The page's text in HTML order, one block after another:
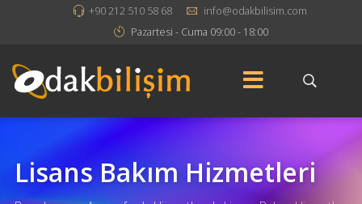
+90 212 510 58 68
info@odakbilisim.com
Pazartesi - Cuma 09:00 - 18:00
Lisans Bakım Hizmetleri